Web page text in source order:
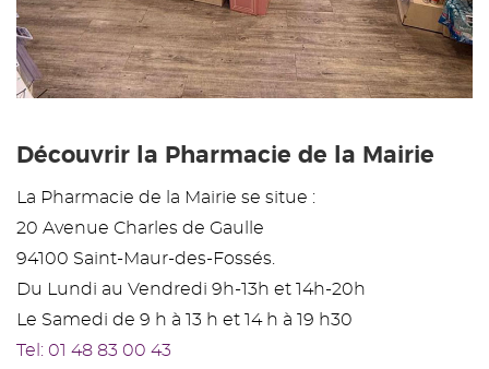
Découvrir la Pharmacie de la Mairie
La Pharmacie de la Mairie se situe :
20 Avenue Charles de Gaulle
94100 Saint-Maur-des-Fossés.
Du Lundi au Vendredi 9h-13h et 14h-20h
Le Samedi de 9 h à 13 h et 14 h à 19 h30
Tel: 01 48 83 00 43